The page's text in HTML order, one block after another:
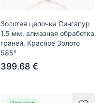
Золотая цепочка Сингапур
1.5 мм, алмазная обработка
граней, Красное Золото
585°
399.68 €